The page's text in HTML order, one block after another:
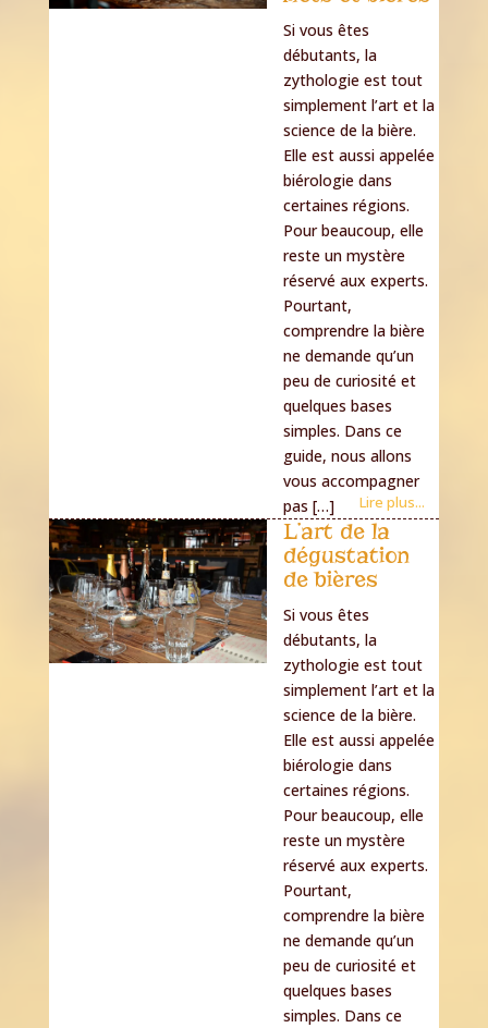
Si vous êtes
débutants, la
zythologie est tout
simplement l’art et la
science de la bière.
Elle est aussi appelée
biérologie dans
certaines régions.
Pour beaucoup, elle
reste un mystère
réservé aux experts.
Pourtant,
comprendre la bière
ne demande qu’un
peu de curiosité et
quelques bases
simples. Dans ce
guide, nous allons
vous accompagner
pas […]
Lire plus...
L’art de la
dégustation
de bières
Si vous êtes
débutants, la
zythologie est tout
simplement l’art et la
science de la bière.
Elle est aussi appelée
biérologie dans
certaines régions.
Pour beaucoup, elle
reste un mystère
réservé aux experts.
Pourtant,
comprendre la bière
ne demande qu’un
peu de curiosité et
quelques bases
simples. Dans ce